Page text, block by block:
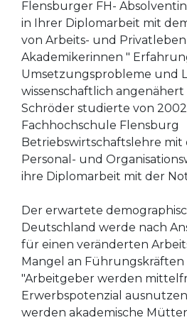
Flensburger FH-
in Ihrer Diplomarbeit mit
von Arbeits- und
Akademikerinnen "
Umsetzungsprobleme und
wissenschaftlich angenähert
Schröder studierte von
Fachhochschule Flensburg
Betriebswirtschaftslehre
Personal- und
ihre Diplomarbeit mit der
Der erwartete
Deutschland werde nach
für einen veränderten
Mangel an Führungskräften
"Arbeitgeber werden
Erwerbspotenzial
werden akademische